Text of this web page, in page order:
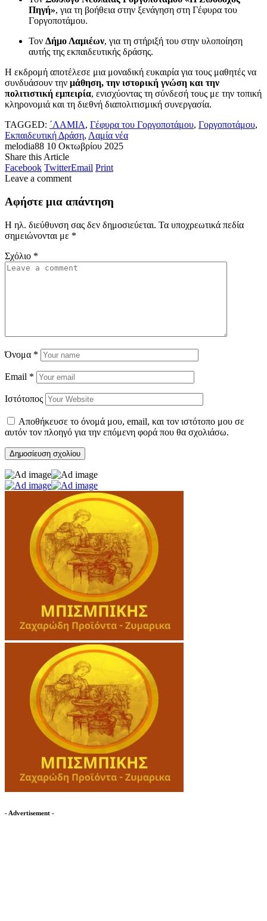
Πηγή», για τη βοήθεια στην ξενάγηση στη Γέφυρα του
Γοργοποτάμου.
Τον Δήμο Λαμιέων, για τη στήριξή του στην υλοποίηση
αυτής της εκπαιδευτικής δράσης.
Η εκδρομή αποτέλεσε μια μοναδική ευκαιρία για τους μαθητές να
συνδυάσουν την μάθηση, την ιστορική γνώση και την
πολιτιστική εμπειρία, ενισχύοντας τη σύνδεσή τους με την τοπική
κληρονομιά και τη διεθνή διαπολιτισμική συνεργασία.
TAGGED: ΄ΛΑΜΙΑ, Γέφυρα του Γοργοποτάμου, Γοργοποτάμου,
Εκπαιδευτική Δράση, Λαμία νέα
melodia88 10 Οκτωβρίου 2025
Share this Article
Facebook TwitterEmail Print
Leave a comment
Αφήστε μια απάντηση
Η ηλ. διεύθυνση σας δεν δημοσιεύεται. Τα υποχρεωτικά πεδία
σημειώνονται με *
Σχόλιο *
Όνομα *
Email *
Ιστότοπος
Αποθήκευσε το όνομά μου, email, και τον ιστότοπο μου σε
αυτόν τον πλοηγό για την επόμενη φορά που θα σχολιάσω.
- Advertisement -